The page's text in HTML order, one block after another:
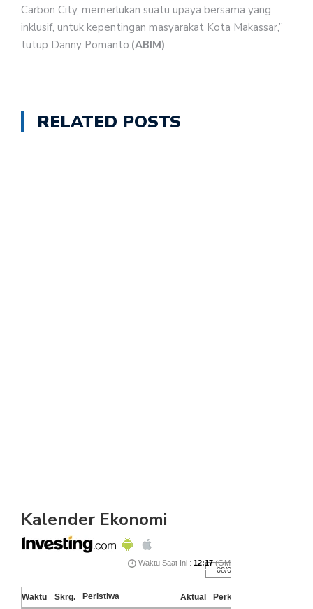
Carbon City, memerlukan suatu upaya bersama yang
inklusif, untuk kepentingan masyarakat Kota Makassar,”
tutup Danny Pomanto.(ABIM)
RELATED POSTS
Kalender Ekonomi